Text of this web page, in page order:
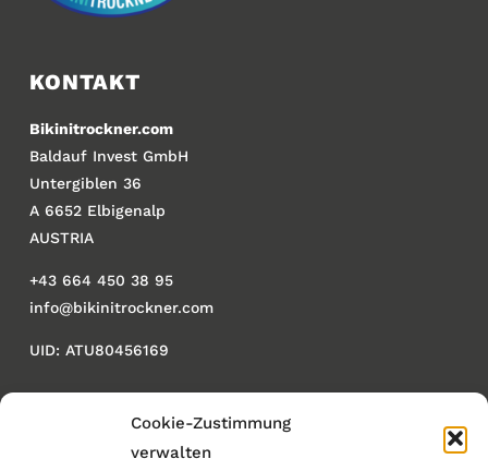
Cookie-Zustimmung
verwalten
KONTAKT
Bikinitrockner.com
Baldauf Invest GmbH
Untergiblen 36
A 6652 Elbigenalp
AUSTRIA
+43 664 450 38 95
info@bikinitrockner.com
UID: ATU80456169
WICHTIG